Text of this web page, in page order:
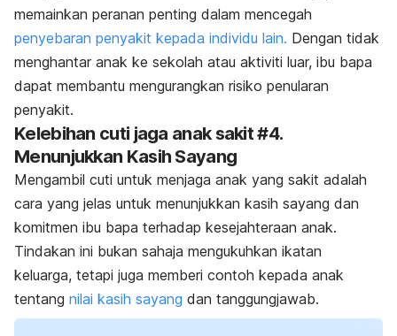
memainkan peranan penting dalam mencegah
penyebaran penyakit kepada individu lain. Dengan tidak
menghantar anak ke sekolah atau aktiviti luar, ibu bapa
dapat membantu mengurangkan risiko penularan
penyakit.
Kelebihan cuti jaga anak sakit #4.
Menunjukkan Kasih Sayang
Mengambil cuti untuk menjaga anak yang sakit adalah
cara yang jelas untuk menunjukkan kasih sayang dan
komitmen ibu bapa terhadap kesejahteraan anak.
Tindakan ini bukan sahaja mengukuhkan ikatan
keluarga, tetapi juga memberi contoh kepada anak
tentang nilai kasih sayang dan tanggungjawab.